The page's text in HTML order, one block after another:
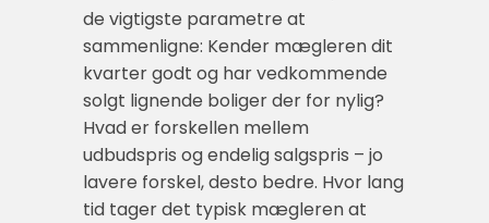
de vigtigste parametre at
sammenligne: Kender mægleren dit
kvarter godt og har vedkommende
solgt lignende boliger der for nylig?
Hvad er forskellen mellem
udbudspris og endelig salgspris – jo
lavere forskel, desto bedre. Hvor lang
tid tager det typisk mægleren at